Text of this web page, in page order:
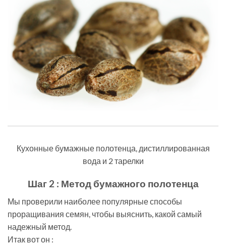
Кухонные бумажные полотенца, дистиллированная
вода и 2 тарелки
Шаг 2 : Метод бумажного полотенца
Мы проверили наиболее популярные способы
проращивания семян, чтобы выяснить, какой самый
надежный метод.
Итак вот он :